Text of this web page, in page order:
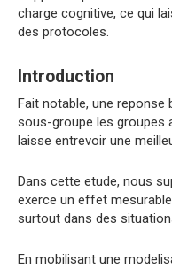
charge cognitive, ce qui
des protocoles.
Introduction
Fait notable, une reponse
sous-groupe les groupes
laisse entrevoir une
Dans cette etude, nous
exerce un effet
surtout dans des
En mobilisant une